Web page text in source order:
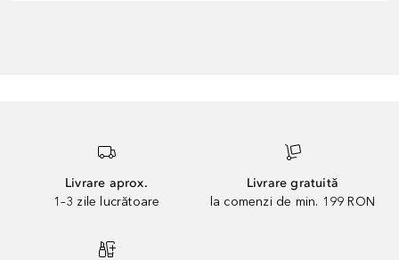
Livrare aprox.
1–3 zile lucrătoare
Livrare gratuită
la comenzi de min. 199 RON